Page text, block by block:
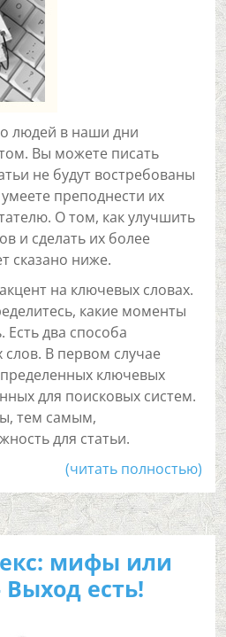
людей в наши дни
Вы можете писать
не будут востребованы
преподнести их
О том, как улучшить
и сделать их более
сказано ниже.
на ключевых словах.
какие моменты
Есть два способа
В первом случае
ключевых
для поисковых систем.
тем самым,
для статьи.
(читать полностью)
мифы или
Выход есть!